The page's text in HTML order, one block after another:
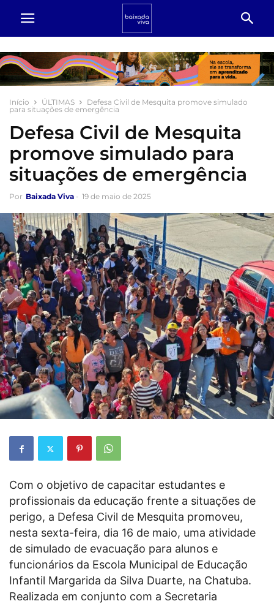
Início ÚLTIMAS
Defesa Civil de Mesquita promove simulado
para situações de emergência
Defesa Civil de Mesquita
promove simulado para
situações de emergência
Por Baixada Viva - 19 de maio de 2025
Com o objetivo de capacitar estudantes e
profissionais da educação frente a situações de
perigo, a Defesa Civil de Mesquita promoveu,
nesta sexta-feira, dia 16 de maio, uma atividade
de simulado de evacuação para alunos e
funcionários da Escola Municipal de Educação
Infantil Margarida da Silva Duarte, na Chatuba.
Realizada em conjunto com a Secretaria